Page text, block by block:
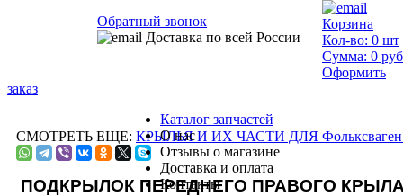
СМОТРЕТЬ ЕЩЕ: КРЫЛЬЯ И ИХ ЧАСТИ ДЛЯ Фольксваген
ПОДКРЫЛОК ПЕРЕДНЕГО ПРАВОГО КРЫЛА
Обратный звонок
Доставка по всей России
Корзина
Кол-во: 0 шт
Сумма: 0
Оформить
заказ
Каталог запчастей
О нас
Отзывы о магазине
Доставка и оплата
Контакты